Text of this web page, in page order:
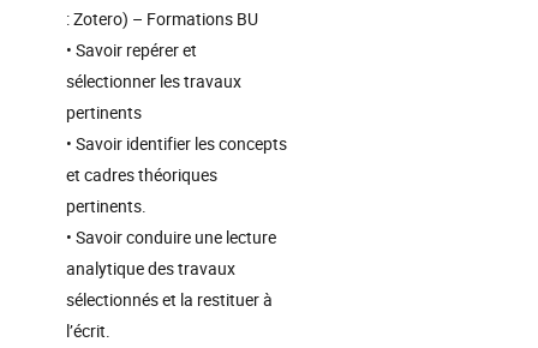
: Zotero) – Formations BU
• Savoir repérer et
sélectionner les travaux
pertinents
• Savoir identifier les concepts
et cadres théoriques
pertinents.
• Savoir conduire une lecture
analytique des travaux
sélectionnés et la restituer à
l’écrit.